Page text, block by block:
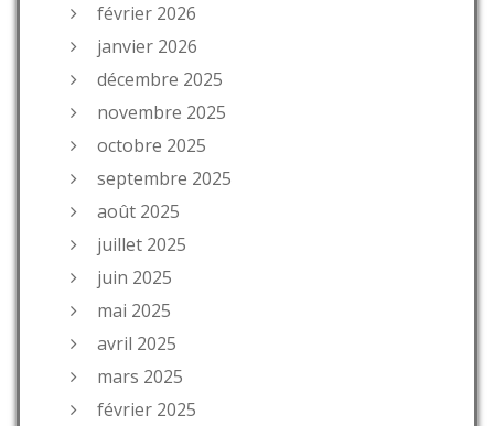
février 2026
janvier 2026
décembre 2025
novembre 2025
octobre 2025
septembre 2025
août 2025
juillet 2025
juin 2025
mai 2025
avril 2025
mars 2025
février 2025